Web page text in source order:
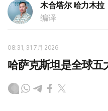
木合塔尔 哈力木拉
编译
08:31, 31 7月 2026
哈萨克斯坦是全球五